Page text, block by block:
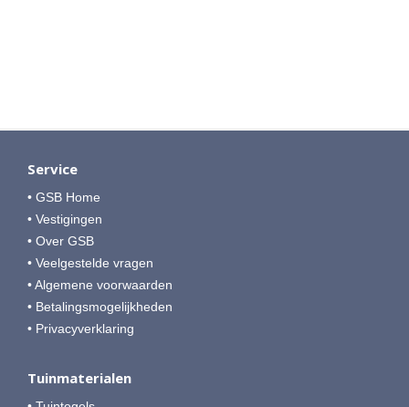
Service
• GSB Home
• Vestigingen
• Over GSB
• Veelgestelde vragen
• Algemene voorwaarden
• Betalingsmogelijkheden
• Privacyverklaring
Tuinmaterialen